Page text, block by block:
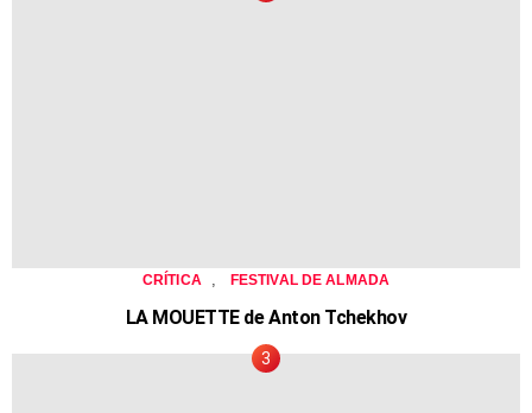
CRÍTICA FESTIVAL DE ALMADA
LA MOUETTE de Anton Tchekhov